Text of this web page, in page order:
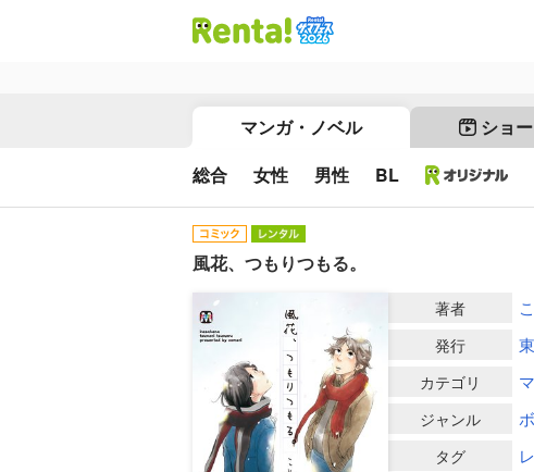
マンガ・ノベル ショ
総合 女性 男性 BL
風花、つもりつもる。
著者
発行
カテゴリ
ジャンル
タグ